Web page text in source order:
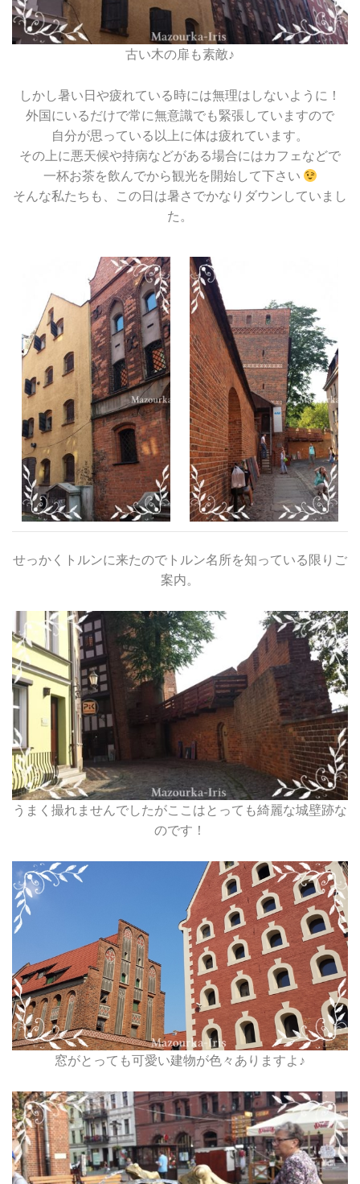
古い木の扉も素敵♪
しかし暑い日や疲れている時には無理はしないように！
外国にいるだけで常に無意識でも緊張していますので
自分が思っている以上に体は疲れています。
その上に悪天候や持病などがある場合にはカフェなどで
一杯お茶を飲んでから観光を開始して下さい
そんな私たちも、この日は暑さでかなりダウンしていまし
た。
せっかくトルンに来たのでトルン名所を知っている限りご
案内。
うまく撮れませんでしたがここはとっても綺麗な城壁跡な
のです！
窓がとっても可愛い建物が色々ありますよ♪